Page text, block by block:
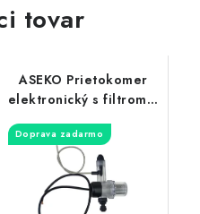
tovar
ASEKO Prietokomer
elektronický s filtrom a
meraním salinity
Doprava zadarmo